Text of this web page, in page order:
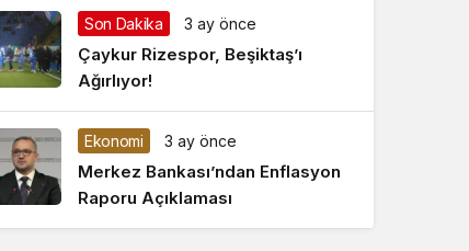
Son Dakika 3 ay önce
Çaykur Rizespor, Beşiktaş’ı
Ağırlıyor!
Ekonomi 3 ay önce
Merkez Bankası’ndan Enflasyon
Raporu Açıklaması